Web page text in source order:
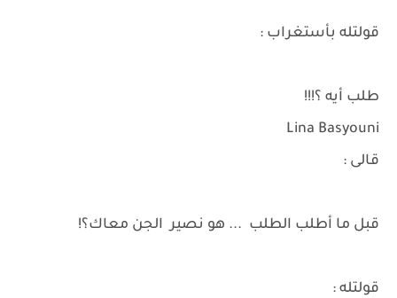
قولتله بأستغراب :
طلب أيه ؟!!!
Lina Basyouni
قالى :
قبل ما أطلب الطلب ... هو نصير الجن معاك؟!
قولتله :